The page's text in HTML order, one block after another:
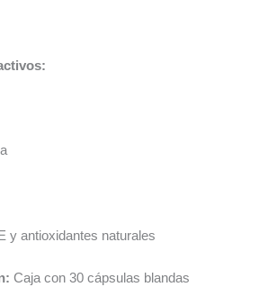
y antioxidantes naturales
Caja con 30 cápsulas blandas